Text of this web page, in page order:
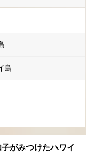
島
がみつけたハワイ